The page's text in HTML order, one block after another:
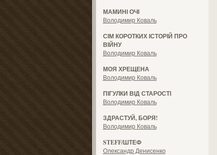
МАМИНІ ОЧІ
Володимир Коваль
СІМ КОРОТКИХ ІСТОРІЙ ПРО
ВІЙНУ
Володимир Коваль
МОЯ ХРЕЩЕНА
Володимир Коваль
ПІГУЛКИ ВІД СТАРОСТІ
Володимир Коваль
ЗДРАСТУЙ, БОРЯ!
Володимир Коваль
STEFF/ШТЕФ
Олександр Денисенко